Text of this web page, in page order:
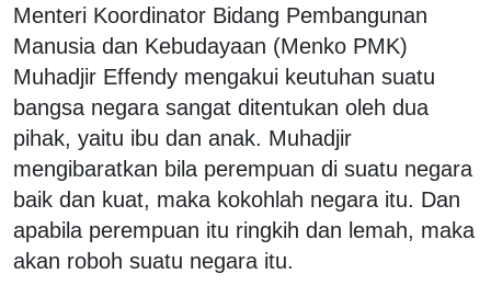
Menteri Koordinator Bidang Pembangunan
Manusia dan Kebudayaan (Menko PMK)
Muhadjir Effendy mengakui keutuhan suatu
bangsa negara sangat ditentukan oleh dua
pihak, yaitu ibu dan anak. Muhadjir
mengibaratkan bila perempuan di suatu negara
baik dan kuat, maka kokohlah negara itu. Dan
apabila perempuan itu ringkih dan lemah, maka
akan roboh suatu negara itu.